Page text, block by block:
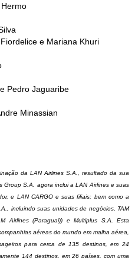
e Mariana Khuri
Pedro Jaguaribe
Minassian
da LAN Airlines S.A., resultado da sua
Group S.A. agora inclui a LAN Airlines e suas
e LAN CARGO e suas filiais; bem como a
incluindo suas unidades de negócios, TAM
Airlines (Paraguai)) e Multiplus S.A. Esta
aéreas do mundo em malha aérea,
para cerca de 135 destinos, em 24
144 destinos, em 26 países, com uma